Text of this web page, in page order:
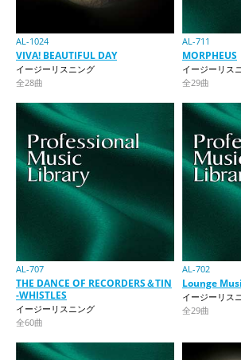
AL-1024
VIVA! BEAUTIFUL DAY
イージーリスニング
全28曲
AL-711
MORPHEUS
イージーリス
全29曲
AL-707
THE DANCE OF RECORDERS＆TIN
-WHISTLES
イージーリスニング
全60曲
AL-702
Lounge
イージーリス
全29曲